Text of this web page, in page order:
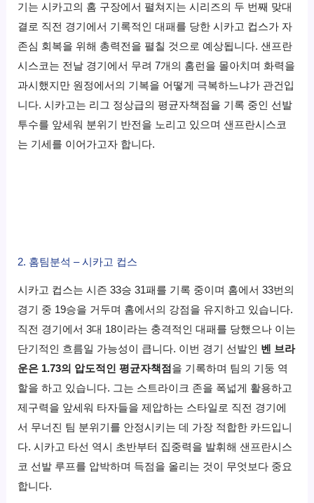
기는 시카고의 홈 구장에서 펼쳐지는 시리즈의 두 번째 맞대
결로 직전 경기에서 기록적인 대패를 당한 시카고 컵스가 자
존심 회복을 위해 총력전을 펼칠 것으로 예상됩니다. 샌프란
시스코는 전날 경기에서 무려 7개의 홈런을 몰아치며 화력을
과시했지만 원정에서의 기복을 어떻게 극복하느냐가 관건입
니다. 시카고는 리그 정상급의 평균자책점을 기록 중인 선발
투수를 앞세워 분위기 반전을 노리고 있으며 샌프란시스코
는 기세를 이어가고자 합니다.
2. 홈팀분석 – 시카고 컵스
시카고 컵스는 시즌 33승 31패를 기록 중이며 홈에서 33번의
경기 중 19승을 거두며 홈에서의 강점을 유지하고 있습니다.
직전 경기에서 3대 18이라는 충격적인 대패를 당했으나 이는
단기적인 흐름일 가능성이 큽니다. 이번 경기 선발인 벤 브라
운은 1.73의 압도적인 평균자책점 을 기록하며 팀의 기둥 역
할을 하고 있습니다. 그는 스트라이크 존을 폭넓게 활용하고
제구력을 앞세워 타자들을 제압하는 스타일로 직전 경기에
서 무너진 팀 분위기를 안정시키는 데 가장 적합한 카드입니
다. 시카고 타선 역시 초반부터 집중력을 발휘해 샌프란시스
코 선발 루프를 압박하며 득점을 올리는 것이 무엇보다 중요
합니다.